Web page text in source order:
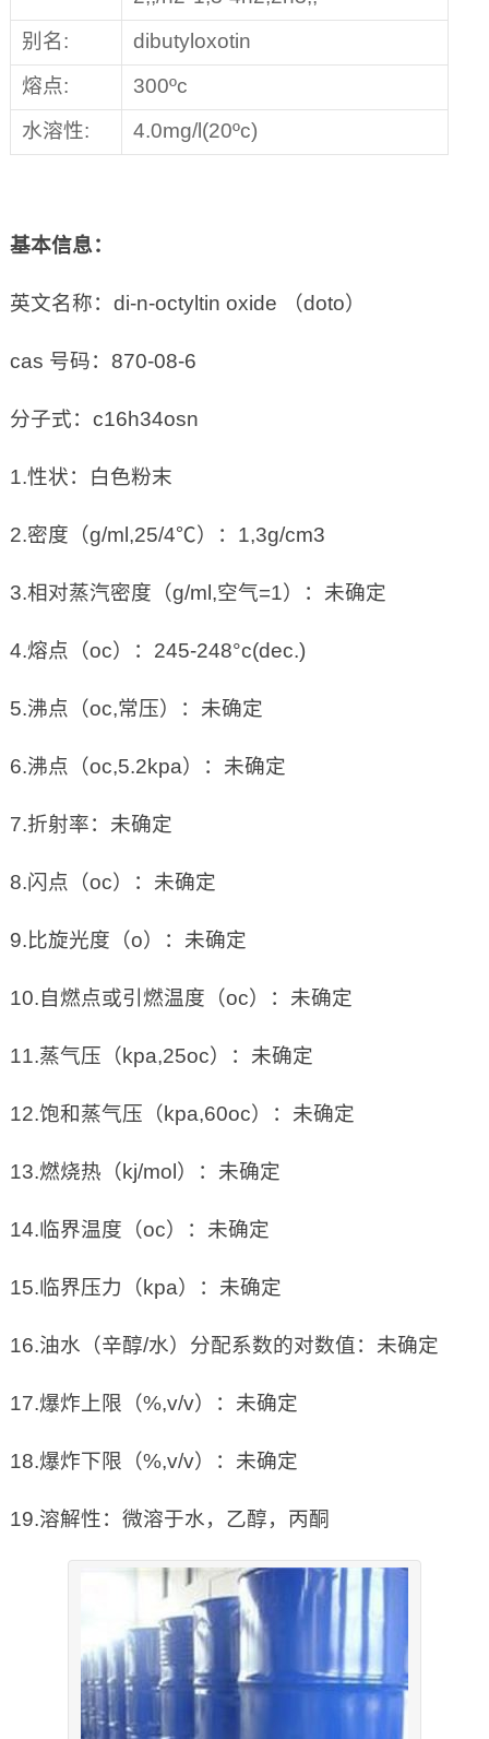
别名:
dibutyloxotin
熔点:
300ºc
水溶性:
4.0mg/l(20ºc)
基本信息：
英文名称：di-n-octyltin oxide （doto）
cas 号码：870-08-6
分子式：c16h34osn
1.性状：白色粉末
2.密度（g/ml,25/4℃）：1,3g/cm3
3.相对蒸汽密度（g/ml,空气=1）：未确定
4.熔点（oc）：245-248°c(dec.)
5.沸点（oc,常压）：未确定
6.沸点（oc,5.2kpa）：未确定
7.折射率：未确定
8.闪点（oc）：未确定
9.比旋光度（o）：未确定
10.自燃点或引燃温度（oc）：未确定
11.蒸气压（kpa,25oc）：未确定
12.饱和蒸气压（kpa,60oc）：未确定
13.燃烧热（kj/mol）：未确定
14.临界温度（oc）：未确定
15.临界压力（kpa）：未确定
16.油水（辛醇/水）分配系数的对数值：未确定
17.爆炸上限（%,v/v）：未确定
18.爆炸下限（%,v/v）：未确定
19.溶解性：微溶于水，乙醇，丙酮